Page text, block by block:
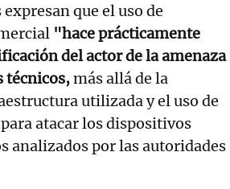
que el uso de
"hace prácticamente
del actor de la amenaza
técnicos,más allá de la
utilizada y el uso de
atacar los dispositivos
analizados por las autoridades